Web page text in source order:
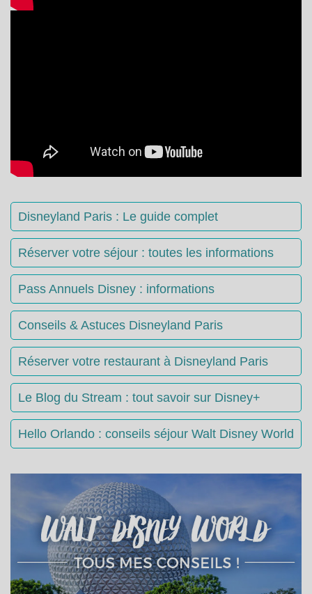
Disneyland Paris : Le guide complet
Réserver votre séjour : toutes les informations
Pass Annuels Disney : informations
Conseils & Astuces Disneyland Paris
Réserver votre restaurant à Disneyland Paris
Le Blog du Stream : tout savoir sur Disney+
Hello Orlando : conseils séjour Walt Disney World